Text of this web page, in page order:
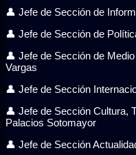
👤 Jefe de Sección de
👤 Jefe de Sección de
👤 Jefe de Sección de
Vargas
👤 Jefe de Sección
👤 Jefe de Sección Cultura,
Palacios Sotomayor
👤 Jefe de Sección